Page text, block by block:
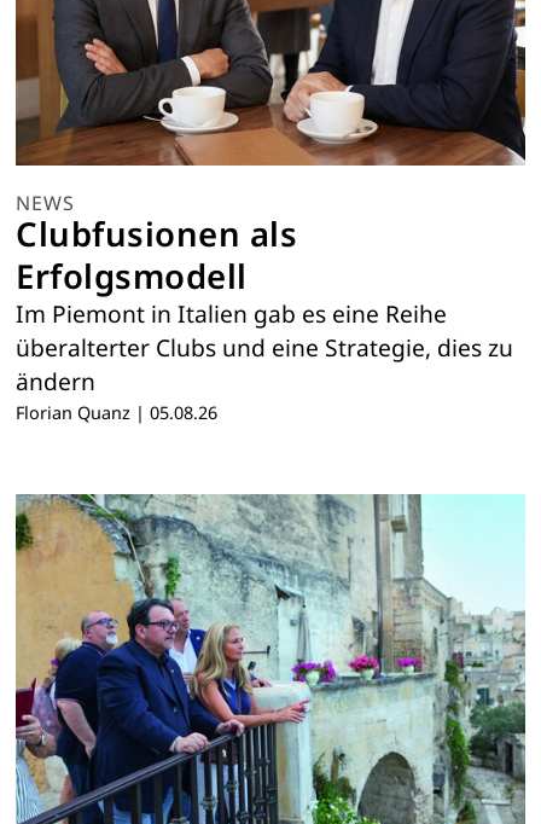
NEWS
Clubfusionen als
Erfolgsmodell
Im Piemont in Italien gab es eine Reihe
überalterter Clubs und eine Strategie, dies zu
ändern
Florian Quanz | 05.08.26